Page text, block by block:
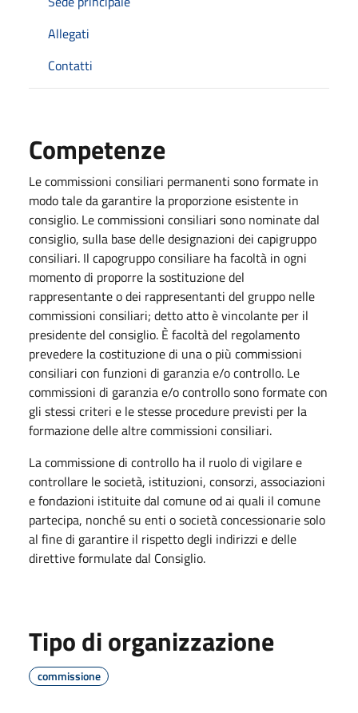
Allegati
Contatti
Competenze
Le commissioni consiliari permanenti sono formate in
modo tale da garantire la proporzione esistente in
consiglio. Le commissioni consiliari sono nominate dal
consiglio, sulla base delle designazioni dei capigruppo
consiliari. Il capogruppo consiliare ha facoltà in ogni
momento di proporre la sostituzione del
rappresentante o dei rappresentanti del gruppo nelle
commissioni consiliari; detto atto è vincolante per il
presidente del consiglio. È facoltà del regolamento
prevedere la costituzione di una o più commissioni
consiliari con funzioni di garanzia e/o controllo. Le
commissioni di garanzia e/o controllo sono formate con
gli stessi criteri e le stesse procedure previsti per la
formazione delle altre commissioni consiliari.
La commissione di controllo ha il ruolo di vigilare e
controllare le società, istituzioni, consorzi, associazioni
e fondazioni istituite dal comune od ai quali il comune
partecipa, nonché su enti o società concessionarie solo
al fine di garantire il rispetto degli indirizzi e delle
direttive formulate dal Consiglio.
Tipo di organizzazione
commissione